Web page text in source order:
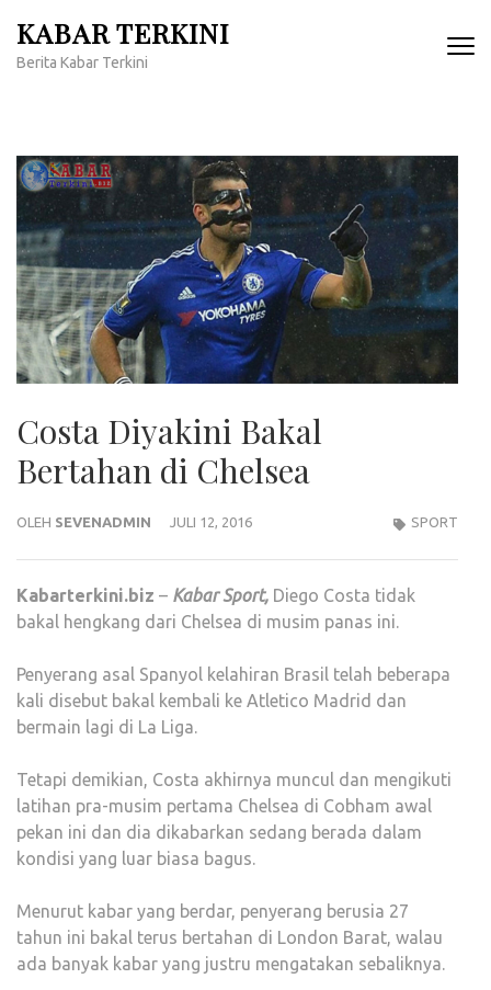
konten
KABAR TERKINI
Berita Kabar Terkini
Costa Diyakini Bakal
Bertahan di Chelsea
OLEH SEVENADMIN JULI 12, 2016 SPORT
Kabarterkini.biz – Kabar Sport, Diego Costa tidak
bakal hengkang dari Chelsea di musim panas ini.
Penyerang asal Spanyol kelahiran Brasil telah beberapa
kali disebut bakal kembali ke Atletico Madrid dan
bermain lagi di La Liga.
Tetapi demikian, Costa akhirnya muncul dan mengikuti
latihan pra-musim pertama Chelsea di Cobham awal
pekan ini dan dia dikabarkan sedang berada dalam
kondisi yang luar biasa bagus.
Menurut kabar yang berdar, penyerang berusia 27
tahun ini bakal terus bertahan di London Barat, walau
ada banyak kabar yang justru mengatakan sebaliknya.